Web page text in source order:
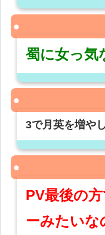
蜀に女っ気
3で月英を増や
PV最後の
ーみたいな